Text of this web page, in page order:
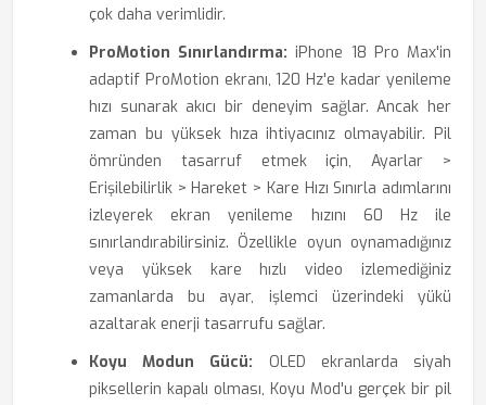
çok daha verimlidir.
ProMotion Sınırlandırma: iPhone 18 Pro Max'in
adaptif ProMotion ekranı, 120 Hz'e kadar yenileme
hızı sunarak akıcı bir deneyim sağlar. Ancak her
zaman bu yüksek hıza ihtiyacınız olmayabilir. Pil
ömründen tasarruf etmek için, Ayarlar >
Erişilebilirlik > Hareket > Kare Hızı Sınırla adımlarını
izleyerek ekran yenileme hızını 60 Hz ile
sınırlandırabilirsiniz. Özellikle oyun oynamadığınız
veya yüksek kare hızlı video izlemediğiniz
zamanlarda bu ayar, işlemci üzerindeki yükü
azaltarak enerji tasarrufu sağlar.
Koyu Modun Gücü: OLED ekranlarda siyah
piksellerin kapalı olması, Koyu Mod'u gerçek bir pil